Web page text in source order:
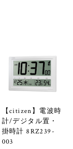
【citizen】電波時
計/デジタル置・
掛時計 8RZ239-
003